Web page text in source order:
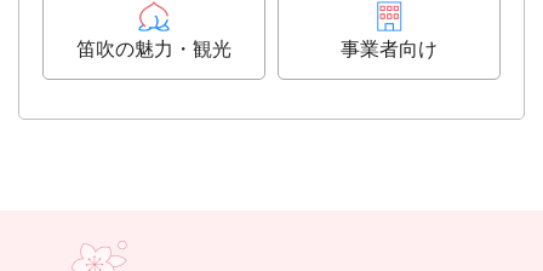
笛吹の魅力・観光 事業者向け